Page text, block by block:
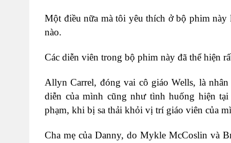
Một điều nữa mà tôi yêu thích ở bộ phim này
nào.
Các diễn viên trong bộ phim này đã thể hiện
Allyn Carrel, đóng vai cô giáo Wells, là
diễn của mình cũng như tình huống hiện
phạm, khi bị sa thải khỏi vị trí giáo viên của
Cha mẹ của Danny, do Mykle McCoslin và